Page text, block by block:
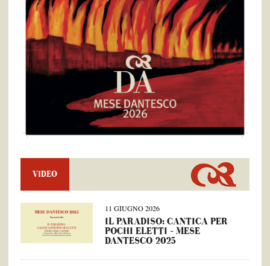
VIDEO
11 GIUGNO 2026
IL PARADISO: CANTICA PER
POCHI ELETTI – MESE
DANTESCO 2025